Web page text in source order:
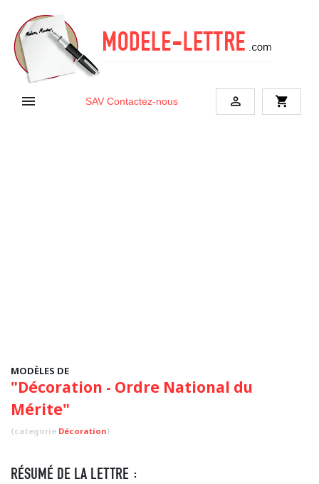
 SAV Contactez-nous  shopping_cart
MODÈLES DE
"Décoration - Ordre National du
Mérite"
(categorie Décoration)
RÉSUMÉ DE LA LETTRE :